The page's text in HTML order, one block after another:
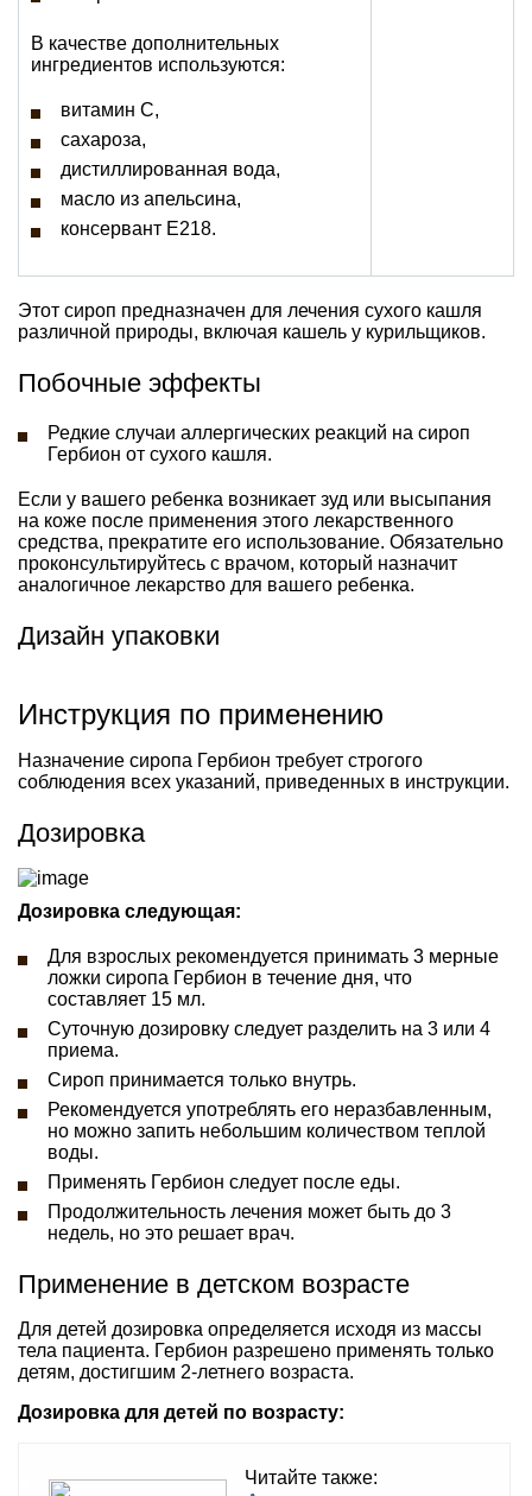
В качестве дополнительных
ингредиентов используются:
витамин С,
сахароза,
дистиллированная вода,
масло из апельсина,
консервант Е218.
Этот сироп предназначен для лечения сухого кашля
различной природы, включая кашель у курильщиков.
Побочные эффекты
Редкие случаи аллергических реакций на сироп
Гербион от сухого кашля.
Если у вашего ребенка возникает зуд или высыпания
на коже после применения этого лекарственного
средства, прекратите его использование. Обязательно
проконсультируйтесь с врачом, который назначит
аналогичное лекарство для вашего ребенка.
Дизайн упаковки
Инструкция по применению
Назначение сиропа Гербион требует строгого
соблюдения всех указаний, приведенных в инструкции.
Дозировка
Дозировка следующая:
Для взрослых рекомендуется принимать 3 мерные
ложки сиропа Гербион в течение дня, что
составляет 15 мл.
Суточную дозировку следует разделить на 3 или 4
приема.
Сироп принимается только внутрь.
Рекомендуется употреблять его неразбавленным,
но можно запить небольшим количеством теплой
воды.
Применять Гербион следует после еды.
Продолжительность лечения может быть до 3
недель, но это решает врач.
Применение в детском возрасте
Для детей дозировка определяется исходя из массы
тела пациента. Гербион разрешено применять только
детям, достигшим 2-летнего возраста.
Дозировка для детей по возрасту:
Читайте также: